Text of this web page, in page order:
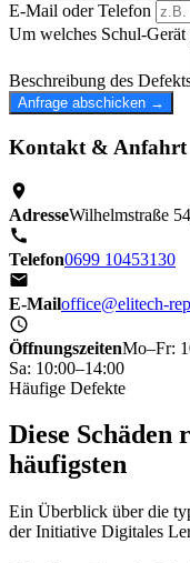
E-Mail oder Telefon
Um welches Schul-Gerät
Beschreibung des
Anfrage abschicken →
Kontakt & Anfahrt
AdresseWilhelmstraße
Telefon0699 10453130
E-Mailoffice@elitech-
ÖffnungszeitenMo–Fr:
Sa: 10:00–14:00
Häufige Defekte
Diese
häufigsten
Ein Überblick über die
der Initiative Digitales